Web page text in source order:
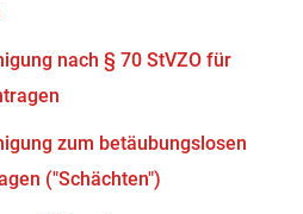
nach § 70 StVZO für
zum betäubungslosen
("Schächten")